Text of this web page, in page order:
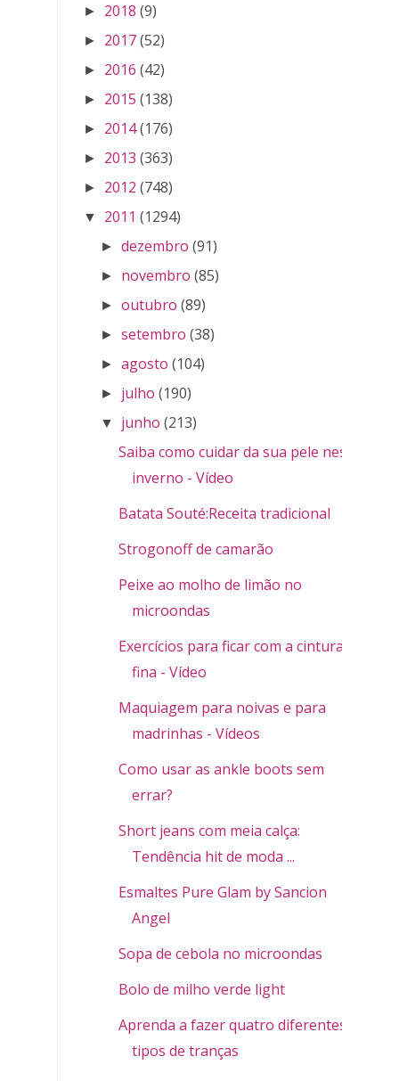
► 2018 (9)
► 2017(52)
► 2016 (42)
► 2015 (138)
► 2014(176)
► 2013 (363)
► 2012 (748)
▼ 2011 (1294)
►dezembro (91)
► novembro (85)
►outubro (89)
►setembro (38)
►agosto (104)
► julho (190)
▼ junho (213)
Saiba como cuidar da sua pele nesse
inverno - Vídeo
Batata Souté:Receita tradicional
Strogonoff de camarão
Peixe ao molho de limão no
microondas
Exercícios para ficar com a cintura
fina - Vídeo
Maquiagem para noivas e para
madrinhas - Vídeos
Como usar as ankle boots sem
errar?
Short jeans com meia calça:
Tendência hit de moda ...
Esmaltes Pure Glam by Sancion
Angel
Sopa de cebola no microondas
Bolo de milho verde light
Aprenda a fazer quatro diferentes
tipos de tranças